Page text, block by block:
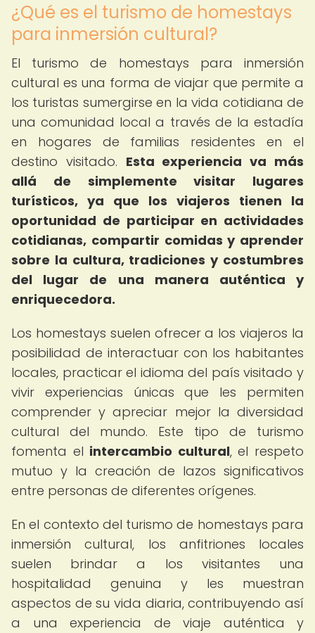
¿Qué es el turismo de homestays
para inmersión cultural?
El turismo de homestays para inmersión
cultural es una forma de viajar que permite a
los turistas sumergirse en la vida cotidiana de
una comunidad local a través de la estadía
en hogares de familias residentes en el
destino visitado. Esta experiencia va más
allá de simplemente visitar lugares
turísticos, ya que los viajeros tienen la
oportunidad de participar en actividades
cotidianas, compartir comidas y aprender
sobre la cultura, tradiciones y costumbres
del lugar de una manera auténtica y
enriquecedora.
Los homestays suelen ofrecer a los viajeros la
posibilidad de interactuar con los habitantes
locales, practicar el idioma del país visitado y
vivir experiencias únicas que les permiten
comprender y apreciar mejor la diversidad
cultural del mundo. Este tipo de turismo
fomenta el intercambio cultural, el respeto
mutuo y la creación de lazos significativos
entre personas de diferentes orígenes.
En el contexto del turismo de homestays para
inmersión cultural, los anfitriones locales
suelen brindar a los visitantes una
hospitalidad genuina y les muestran
aspectos de su vida diaria, contribuyendo así
a una experiencia de viaje auténtica y